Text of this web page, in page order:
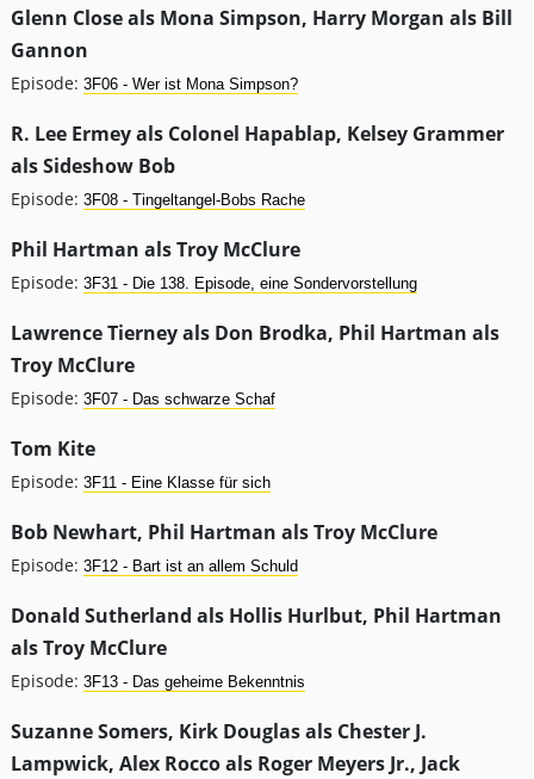
Glenn Close als Mona Simpson, Harry Morgan als Bill
Gannon
Episode: 3F06 - Wer ist Mona Simpson?
R. Lee Ermey als Colonel Hapablap, Kelsey Grammer
als Sideshow Bob
Episode: 3F08 - Tingeltangel-Bobs Rache
Phil Hartman als Troy McClure
Episode: 3F31 - Die 138. Episode, eine Sondervorstellung
Lawrence Tierney als Don Brodka, Phil Hartman als
Troy McClure
Episode: 3F07 - Das schwarze Schaf
Tom Kite
Episode: 3F11 - Eine Klasse für sich
Bob Newhart, Phil Hartman als Troy McClure
Episode: 3F12 - Bart ist an allem Schuld
Donald Sutherland als Hollis Hurlbut, Phil Hartman
als Troy McClure
Episode: 3F13 - Das geheime Bekenntnis
Suzanne Somers, Kirk Douglas als Chester J.
Lampwick, Alex Rocco als Roger Meyers Jr., Jack